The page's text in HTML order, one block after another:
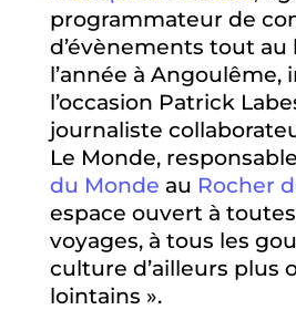
programmateur de
d’évènements tout au
l’année à Angoulême,
l’occasion Patrick
journaliste
Le Monde,
du Monde au Rocher
espace ouvert à
voyages, à tous les
culture d’ailleurs plus
lointains ».